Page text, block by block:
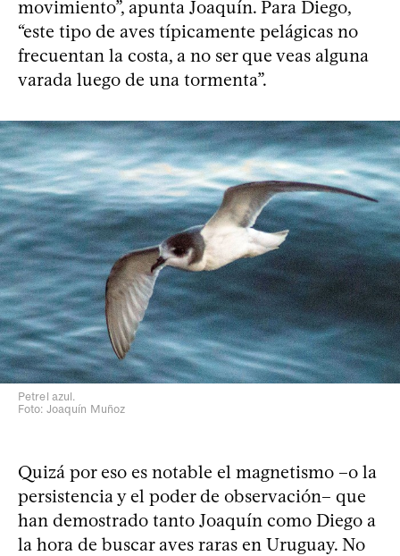
movimiento”, apunta Joaquín. Para Diego,
“este tipo de aves típicamente pelágicas no
frecuentan la costa, a no ser que veas alguna
varada luego de una tormenta”.
Petrel azul.
Foto: Joaquín Muñoz
Quizá por eso es notable el magnetismo –o la
persistencia y el poder de observación– que
han demostrado tanto Joaquín como Diego a
la hora de buscar aves raras en Uruguay. No